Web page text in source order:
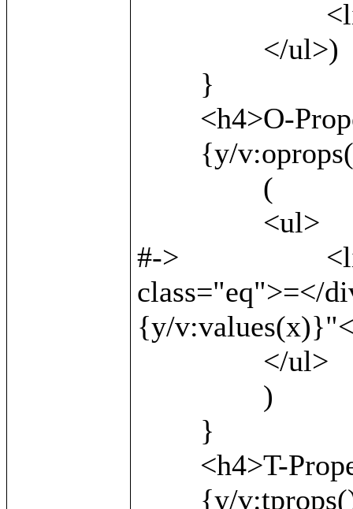
#->			<li><b>{v:local()}</b> <div
class="eq">=</
{y/